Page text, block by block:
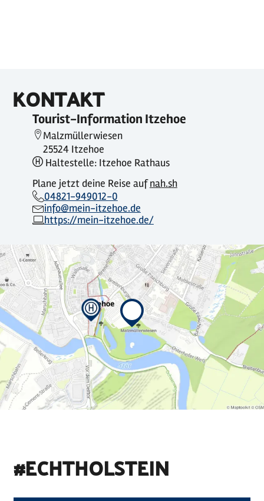
KONTAKT
Tourist-Information Itzehoe
Malzmüllerwiesen
25524 Itzehoe
Haltestelle: Itzehoe Rathaus
Plane jetzt deine Reise aufnah.sh
04821-949012-0
info@mein-itzehoe.de
https://mein-itzehoe.de/
#ECHTHOLSTEIN